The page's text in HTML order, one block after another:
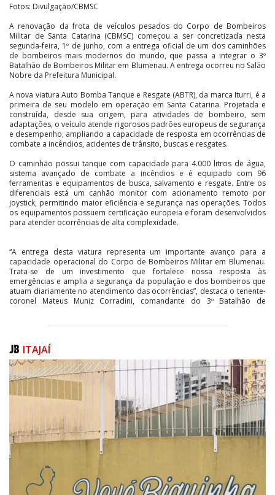
Fotos: Divulgação/CBMSC
A renovação da frota de veículos pesados do Corpo de Bombeiros
Militar de Santa Catarina (CBMSC) começou a ser concretizada nesta
segunda-feira, 1º de junho, com a entrega oficial de um dos caminhões
de bombeiros mais modernos do mundo, que passa a integrar o 3º
Batalhão de Bombeiros Militar em Blumenau. A entrega ocorreu no Salão
Nobre da Prefeitura Municipal.
A nova viatura Auto Bomba Tanque e Resgate (ABTR), da marca Iturri, é a
primeira de seu modelo em operação em Santa Catarina. Projetada e
construída, desde sua origem, para atividades de bombeiro, sem
adaptações, o veículo atende rigorosos padrões europeus de segurança
e desempenho, ampliando a capacidade de resposta em ocorrências de
combate a incêndios, acidentes de trânsito, buscas e resgates.
O caminhão possui tanque com capacidade para 4.000 litros de água,
sistema avançado de combate a incêndios e é equipado com 96
ferramentas e equipamentos de busca, salvamento e resgate. Entre os
diferenciais está um canhão monitor com acionamento remoto por
joystick, permitindo maior eficiência e segurança nas operações. Todos
os equipamentos possuem certificação europeia e foram desenvolvidos
para atender ocorrências de alta complexidade.
“A entrega desta viatura representa um importante avanço para a
capacidade operacional do Corpo de Bombeiros Militar em Blumenau.
Trata-se de um investimento que fortalece nossa resposta às
emergências e amplia a segurança da população e dos bombeiros que
atuam diariamente no atendimento das ocorrências”, destaca o tenente-
coronel Mateus Muniz Corradini, comandante do 3º Batalhão de
Temporário, que atuarão nos quartéis do CBMSC no Vale Europeu.
ITAJAÍ